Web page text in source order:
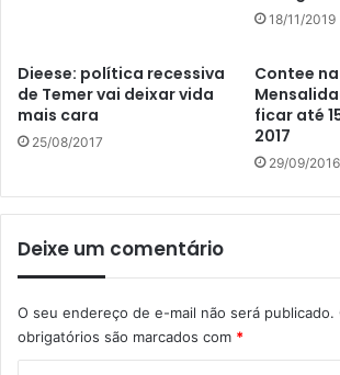
18/11/2019
Dieese: política recessiva
de Temer vai deixar vida
mais cara
25/08/2017
Contee
ficar até
2017
29/09/2016
Deixe um comentário
O seu endereço de e-mail não será publicado.
obrigatórios são marcados com *